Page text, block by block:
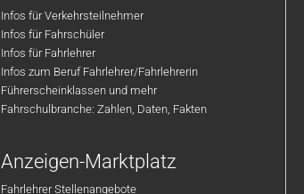
Infos für Verkehrsteilnehmer
Infos für Fahrschüler
Infos für Fahrlehrer
Infos zum Beruf Fahrlehrer/Fahrlehrerin
Führerscheinklassen und mehr
Fahrschulbranche: Zahlen, Daten, Fakten
Anzeigen-Marktplatz
Fahrlehrer Stellenangebote